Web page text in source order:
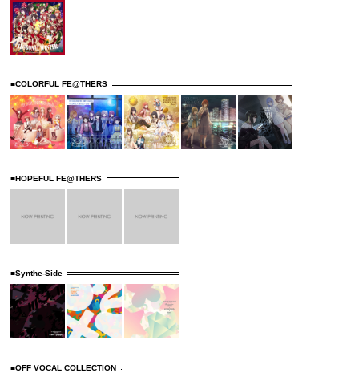
■COLORFUL FE@THERS
■HOPEFUL FE@THERS
■Synthe-Side
■OFF VOCAL COLLECTION